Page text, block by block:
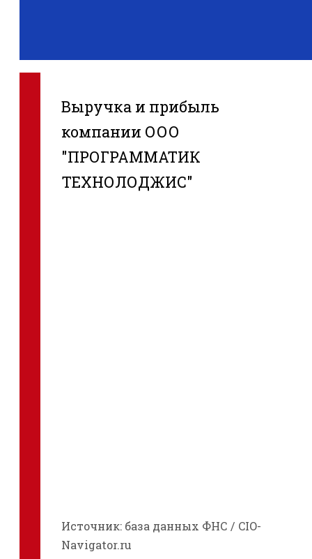
Выручка и прибыль
компании ООО
"ПРОГРАММАТИК
ТЕХНОЛОДЖИС"
Источник: база данных ФНС / CIO-
Navigator.ru